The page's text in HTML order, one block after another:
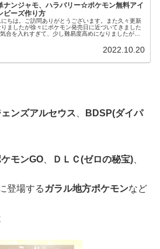
ナンジャモ、ハラバリー☆ポケモン無料アイ
ビーズ作り方
にちは。ご訪問ありがとうございます。また久々更新
りましたが徐々にポケモン発売日に近づいてきました
合を入れすぎて、少し難易度高めになりましたがぜ
2022.10.20
ンズアルセウス、
BDSP(ダイパ
モンGO ＤＬＣ(ゼロの秘宝)
登場する ガラル地方ポケモンなど